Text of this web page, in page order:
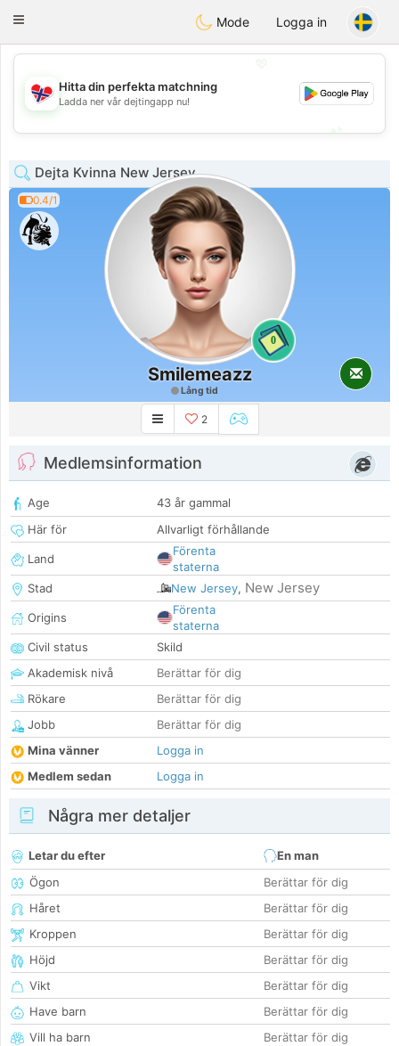
EkteNordmenn
Toggle
Mode Logga in
💖
Hitta din perfekta matchning
Ladda ner vår dejtingapp nu!
Dejta Kvinna New Jersey
0.4/1
0
Smilemeazz
Lång tid
2
Medlemsinformation
Age
43 år gammal
Här för
Allvarligt förhållande
Land
Förenta
staterna
Stad
New Jersey, New Jersey
Origins
Förenta
staterna
Civil status
Skild
Akademisk nivå
Berättar för dig
Rökare
Berättar för dig
Jobb
Berättar för dig
Mina vänner
Logga in
Medlem sedan
Logga in
Några mer detaljer
Letar du efter
En man
Ögon
Berättar för dig
Håret
Berättar för dig
Kroppen
Berättar för dig
Höjd
Berättar för dig
Vikt
Berättar för dig
Have barn
Berättar för dig
Vill ha barn
Berättar för dig